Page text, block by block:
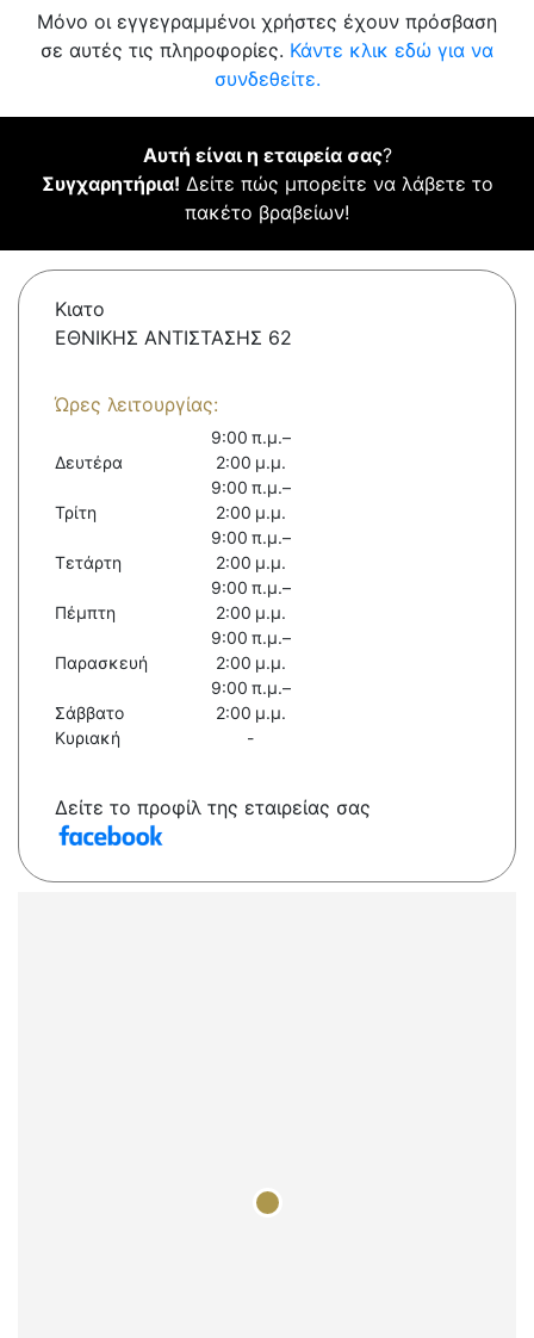
Μόνο οι εγγεγραμμένοι χρήστες έχουν πρόσβαση
σε αυτές τις πληροφορίες. Κάντε κλικ εδώ για να
συνδεθείτε.
Αυτή είναι η εταιρεία σας?
Συγχαρητήρια! Δείτε πώς μπορείτε να λάβετε το
πακέτο βραβείων!
Κιατο
ΕΘΝΙΚΗΣ ΑΝΤΙΣΤΑΣΗΣ 62
Ώρες λειτουργίας:
Δευτέρα
9:00 π.μ.–
2:00 μ.μ.
Τρίτη
9:00 π.μ.–
2:00 μ.μ.
Τετάρτη
9:00 π.μ.–
2:00 μ.μ.
Πέμπτη
9:00 π.μ.–
2:00 μ.μ.
Παρασκευή
9:00 π.μ.–
2:00 μ.μ.
Σάββατο
9:00 π.μ.–
2:00 μ.μ.
Κυριακή
-
Δείτε το προφίλ της εταιρείας σας